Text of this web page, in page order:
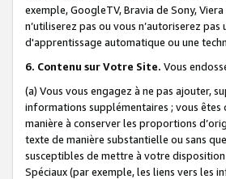
exemple, GoogleTV, Bravia de Sony,
n’utiliserez pas ou vous n’autoriserez
d'apprentissage automatique ou une
6. Contenu sur Votre Site. Vous
(a) Vous vous engagez à ne pas ajouter,
informations supplémentaires ; vous êtes
manière à conserver les proportions
texte de manière substantielle ou sans
susceptibles de mettre à votre
Spéciaux (par exemple, les liens vers les